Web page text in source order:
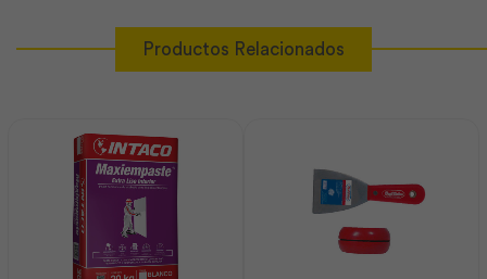
Productos Relacionados